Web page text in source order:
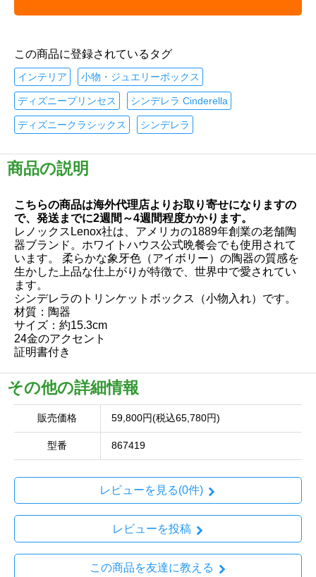
この商品に登録されているタグ
インテリア 小物・ジュエリーボックス
ディズニープリンセス シンデレラ Cinderella
ディズニークラシックス シンデレラ
商品の説明
こちらの商品は海外代理店よりお取り寄せになりますの
で、発送までに2週間～4週間程度かかります。
レノックスLenox社は、アメリカの1889年創業の老舗陶
器ブランド。ホワイトハウス公式晩餐会でも使用されて
います。 柔らかな象牙色（アイボリー）の陶器の質感を
生かした上品な仕上がりが特徴で、世界中で愛されてい
ます。
シンデレラのトリンケットボックス（小物入れ）です。
材質：陶器
サイズ：約15.3cm
24金のアクセント
証明書付き
その他の詳細情報
販売価格 59,800円(税込65,780円)
型番 867419
レビューを見る(0件)
レビューを投稿
この商品を友達に教える